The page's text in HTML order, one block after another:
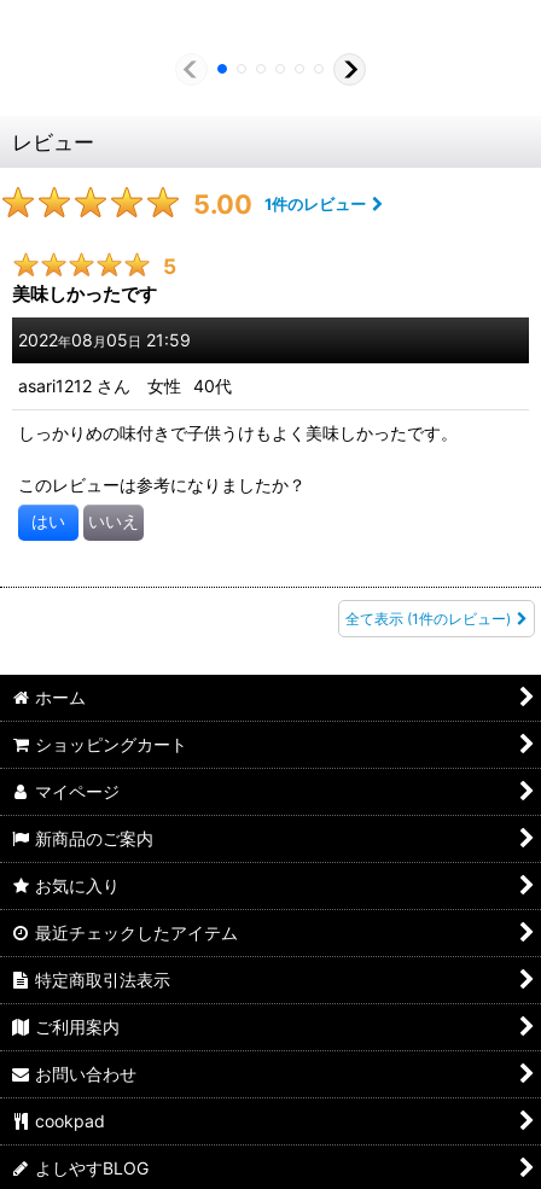
レビュー
5.00 1件のレビュー
5
美味しかったです
2022年08 月 05 日 21:59
asari1212 さん 女性 40代
しっかりめの味付きで子供うけもよく美味しかったです。
このレビューは参考になりましたか？
はい いいえ
全て表示 (1件のレビュー)
ホーム
ショッピングカート
マイページ
新商品のご案内
お気に入り
最近チェックしたアイテム
特定商取引法表示
ご利用案内
お問い合わせ
cookpad
よしやすBLOG